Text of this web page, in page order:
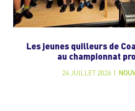
Les jeunes quilleurs de
au championnat
24 JUILLET 2026